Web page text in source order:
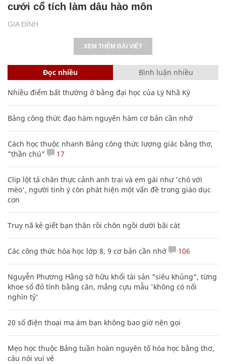
GIA ĐÌNH
cưới cổ tích làm dâu hào môn
XEM THÊM BÀI VIẾT
Đọc nhiều Bình luận nhiều
Nhiều điểm bất thường ở bằng đại học của Lý Nhã Kỳ
Bảng công thức đạo hàm nguyên hàm cơ bản cần nhớ
Cách học thuộc nhanh Bảng công thức lượng giác bằng thơ,
"thần chú"
17
Clip lột tả chân thực cảnh anh trai và em gái như 'chó với
mèo', người tinh ý còn phát hiện một vấn đề trong giáo dục
con
Truy nã kẻ giết bạn thân rồi chôn ngồi dưới bãi cát
Các công thức hóa học lớp 8, 9 cơ bản cần nhớ 106
Nguyễn Phương Hằng sở hữu khối tài sản "siêu khủng", từng
khoe sổ đỏ tính bằng cân, mắng cựu mẫu 'không có nổi
nghìn tỷ'
20 số điện thoại ma ám bạn không bao giờ nên gọi
Mẹo học thuộc Bảng tuần hoàn nguyên tố hóa học bằng thơ,
câu nói vui vẻ